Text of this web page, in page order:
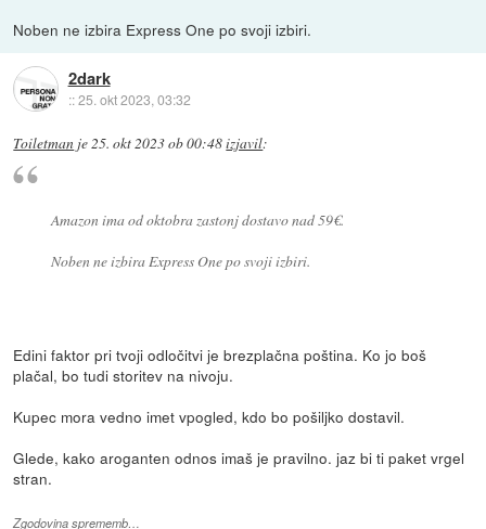
Noben ne izbira Express One po svoji izbiri.
2dark
::25. okt 2023, 03:32
Toiletman je25. okt 2023 ob 00:48izjavil:
Amazon ima od oktobra zastonj dostavo nad 59€.
Noben ne izbira Express One po svoji izbiri.
Edini faktor pri tvoji odločitvi je brezplačna poština. Ko jo boš
plačal, bo tudi storitev na nivoju.
Kupec mora vedno imet vpogled, kdo bo pošiljko dostavil.
Glede, kako aroganten odnos imaš je pravilno. jaz bi ti paket vrgel
stran.
Zgodovina sprememb…